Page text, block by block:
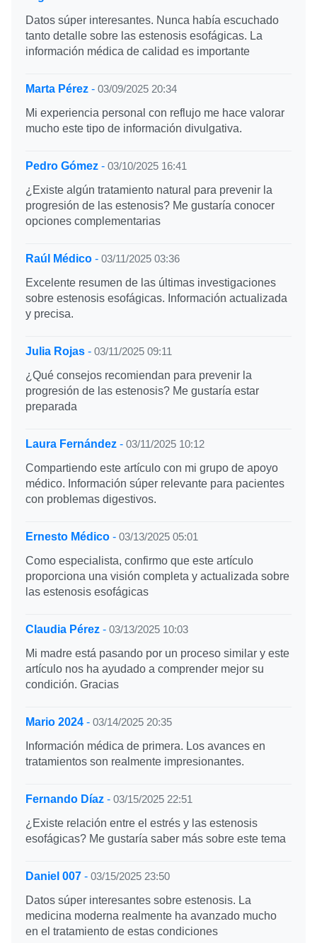
Datos súper interesantes. Nunca había escuchado
tanto detalle sobre las estenosis esofágicas. La
información médica de calidad es importante
Marta Pérez - 03/09/2025 20:34
Mi experiencia personal con reflujo me hace valorar
mucho este tipo de información divulgativa.
Pedro Gómez - 03/10/2025 16:41
¿Existe algún tratamiento natural para prevenir la
progresión de las estenosis? Me gustaría conocer
opciones complementarias
Raúl Médico - 03/11/2025 03:36
Excelente resumen de las últimas investigaciones
sobre estenosis esofágicas. Información actualizada
y precisa.
Julia Rojas - 03/11/2025 09:11
¿Qué consejos recomiendan para prevenir la
progresión de las estenosis? Me gustaría estar
preparada
Laura Fernández - 03/11/2025 10:12
Compartiendo este artículo con mi grupo de apoyo
médico. Información súper relevante para pacientes
con problemas digestivos.
Ernesto Médico - 03/13/2025 05:01
Como especialista, confirmo que este artículo
proporciona una visión completa y actualizada sobre
las estenosis esofágicas
Claudia Pérez - 03/13/2025 10:03
Mi madre está pasando por un proceso similar y este
artículo nos ha ayudado a comprender mejor su
condición. Gracias
Mario 2024 - 03/14/2025 20:35
Información médica de primera. Los avances en
tratamientos son realmente impresionantes.
Fernando Díaz - 03/15/2025 22:51
¿Existe relación entre el estrés y las estenosis
esofágicas? Me gustaría saber más sobre este tema
Daniel 007 - 03/15/2025 23:50
Datos súper interesantes sobre estenosis. La
medicina moderna realmente ha avanzado mucho
en el tratamiento de estas condiciones